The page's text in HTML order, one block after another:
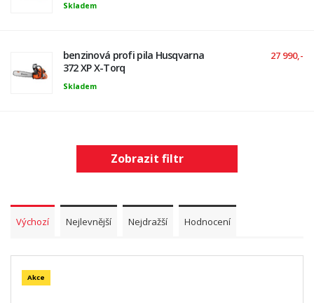
Skladem
benzinová profi pila Husqvarna
372 XP X-Torq
Skladem
27 990,-
Zobrazit filtr
Výchozí Nejlevnější Nejdražší Hodnocení
Akce